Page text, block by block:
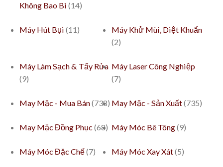
Không Bao Bì (14)
Máy Hút Bụi (11)
Máy Khử Mùi, Diệt Khuẩn
(2)
Máy Làm Sạch & Tẩy Rửa
(9)
Máy Laser Công Nghiệp
(7)
May Mặc - Mua Bán(738) May Mặc - Sản Xuất(735)
May Mặc Đồng Phục(68) Máy Móc Bê Tông(9)
Máy Móc Đặc Chế(7) Máy Móc Xay Xát(5)